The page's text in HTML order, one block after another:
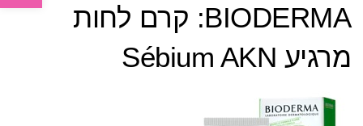
BIODERMA: קרם לחות
מרגיע Sébium AKN